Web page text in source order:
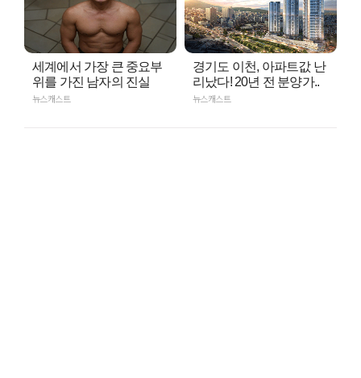
세계에서 가장 큰 중요부
위를 가진 남자의 진실
뉴스캐스트
경기도 이천, 아파트값 난
리났다! 20년 전 분양가..
뉴스캐스트